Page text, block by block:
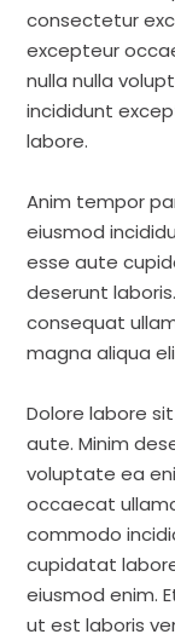
consectetur
excepteur
nulla nulla
incididunt
labore.
Anim tempor
eiusmod
esse aute
deserunt
consequat
magna aliqua
Dolore labore
aute. Minim
voluptate ea
occaecat
commodo
cupidatat
eiusmod enim.
ut est laboris